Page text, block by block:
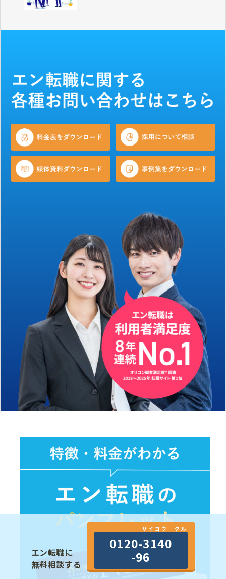
エン転職に
無料相談する
サイヨウ クル
0120-3140
-96